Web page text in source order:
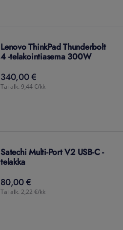
Lenovo ThinkPad Thunderbolt
4 -telakointiasema 300W
340,00 €
340,00€
Tai alk. 9,44 €/kk
Satechi Multi-Port V2 USB-C -
telakka
80,00 €
80,00€
Tai alk. 2,22 €/kk